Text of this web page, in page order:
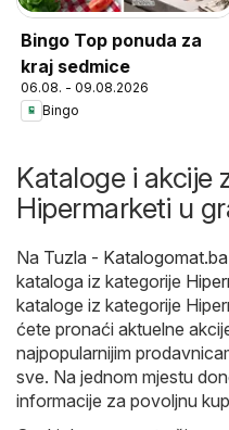
Bingo Top ponuda za
kraj sedmice
06.08. - 09.08.2026
Bingo
Kataloge i akcije
Hipermarketi u
Na Tuzla - Katalogomat.ba
kataloga iz kategorije
kataloge iz kategorije
ćete pronaći aktuelne
najpopularnijim
sve. Na jednom mjestu
informacije za povoljnu